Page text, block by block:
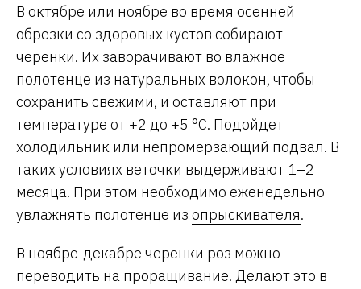
В октябре или ноябре во время осенней
обрезки со здоровых кустов собирают
черенки. Их заворачивают во влажное
полотенце из натуральных волокон, чтобы
сохранить свежими, и оставляют при
температуре от +2 до +5 °C. Подойдет
холодильник или непромерзающий подвал. В
таких условиях веточки выдерживают 1–2
месяца. При этом необходимо еженедельно
увлажнять полотенце из опрыскивателя.
В ноябре-декабре черенки роз можно
переводить на проращивание. Делают это в